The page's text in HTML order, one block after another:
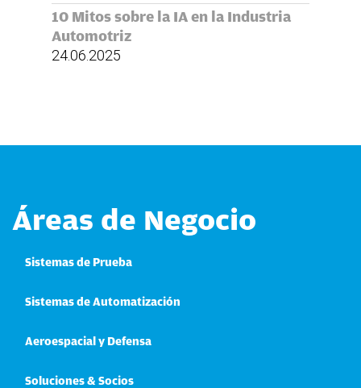
10 Mitos sobre la IA en la Industria
Automotriz
24.06.2025
Áreas de Negocio
Sistemas de Prueba
Sistemas de Automatización
Aeroespacial y Defensa
Soluciones & Socios